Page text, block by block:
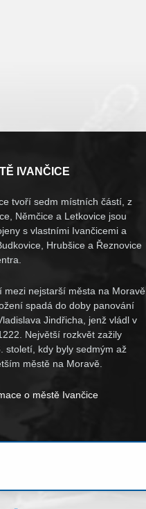
IVANČICE
tvoří sedm místních částí, z
Němčice a Letkovice jsou
s vlastními Ivančicemi a
Hrubšice a Řeznovice
mezi nejstarší města na Moravě,
spadá do doby panování
Jindřicha, jenž vládl v
Největší rozkvět zažily
století, kdy byly sedmým až
městě na Moravě.
o městě Ivančice